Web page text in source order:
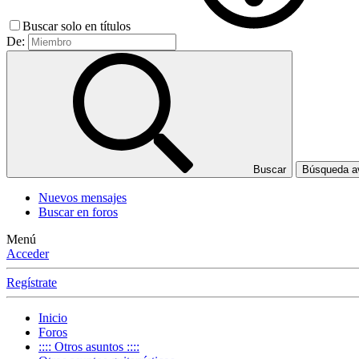
Buscar solo en títulos
De:
Buscar Búsqueda
Nuevos mensajes
Buscar en foros
Menú
Acceder
Regístrate
Inicio
Foros
:::: Otros asuntos ::::